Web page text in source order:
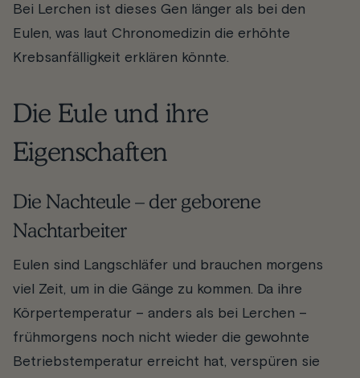
Bei Lerchen ist dieses Gen länger als bei den
Eulen, was laut Chronomedizin die erhöhte
Krebsanfälligkeit erklären könnte.
Die Eule und ihre
Eigenschaften
Die Nachteule – der geborene
Nachtarbeiter
Eulen sind Langschläfer und brauchen morgens
viel Zeit, um in die Gänge zu kommen. Da ihre
Körpertemperatur – anders als bei Lerchen –
frühmorgens noch nicht wieder die gewohnte
Betriebstemperatur erreicht hat, verspüren sie